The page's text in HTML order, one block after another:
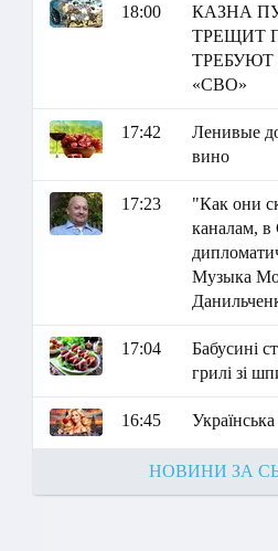
18:00
КАЗНА
ТРЕЩИТ
«СВО»
17:42
Ленивые
вино
17:23
"Как они
каналам,
Музыка
17:04
Бабусині
грилі зі
16:45
НОВИНИ ЗА